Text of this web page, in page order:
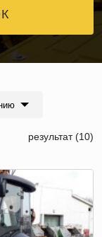
результат (10)